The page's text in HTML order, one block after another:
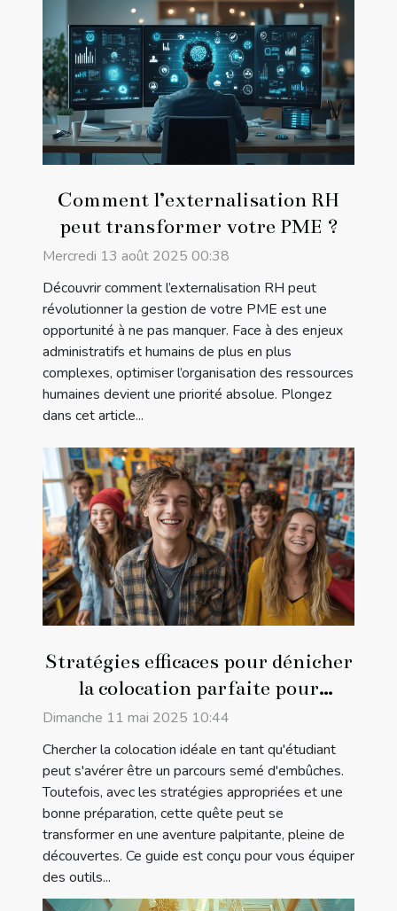
Comment l’externalisation RH
peut transformer votre PME ?
Mercredi 13 août 2025 00:38
Découvrir comment l’externalisation RH peut
révolutionner la gestion de votre PME est une
opportunité à ne pas manquer. Face à des enjeux
administratifs et humains de plus en plus
complexes, optimiser l’organisation des ressources
humaines devient une priorité absolue. Plongez
dans cet article...
Stratégies efficaces pour dénicher
la colocation parfaite pour
étudiants
Dimanche 11 mai 2025 10:44
Chercher la colocation idéale en tant qu'étudiant
peut s'avérer être un parcours semé d'embûches.
Toutefois, avec les stratégies appropriées et une
bonne préparation, cette quête peut se
transformer en une aventure palpitante, pleine de
découvertes. Ce guide est conçu pour vous équiper
des outils...